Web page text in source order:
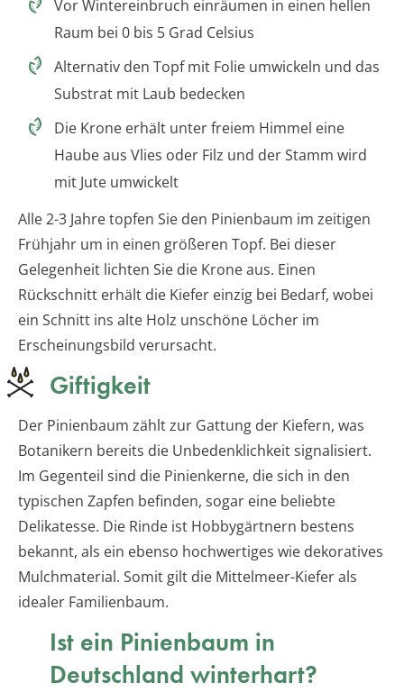
Vor Wintereinbruch einräumen in einen hellen
Raum bei 0 bis 5 Grad Celsius
Alternativ den Topf mit Folie umwickeln und das
Substrat mit Laub bedecken
Die Krone erhält unter freiem Himmel eine
Haube aus Vlies oder Filz und der Stamm wird
mit Jute umwickelt
Alle 2-3 Jahre topfen Sie den Pinienbaum im zeitigen
Frühjahr um in einen größeren Topf. Bei dieser
Gelegenheit lichten Sie die Krone aus. Einen
Rückschnitt erhält die Kiefer einzig bei Bedarf, wobei
ein Schnitt ins alte Holz unschöne Löcher im
Erscheinungsbild verursacht.
Giftigkeit
Der Pinienbaum zählt zur Gattung der Kiefern, was
Botanikern bereits die Unbedenklichkeit signalisiert.
Im Gegenteil sind die Pinienkerne, die sich in den
typischen Zapfen befinden, sogar eine beliebte
Delikatesse. Die Rinde ist Hobbygärtnern bestens
bekannt, als ein ebenso hochwertiges wie dekoratives
Mulchmaterial. Somit gilt die Mittelmeer-Kiefer als
idealer Familienbaum.
Ist ein Pinienbaum in
Deutschland winterhart?